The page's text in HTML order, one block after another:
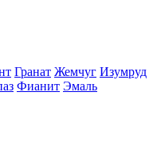
Гранат Жемчуг Изумруд
Фианит Эмаль